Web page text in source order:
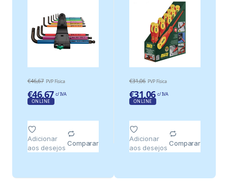
DESLOCAMENTO
€46,67 PVP Física
€46,67 c/ IVA
ONLINE
Adicionar
aos desejos
Comparar
€31,06 PVP Física
€31,06 c/ IVA
ONLINE
Adicionar
aos desejos
Comparar